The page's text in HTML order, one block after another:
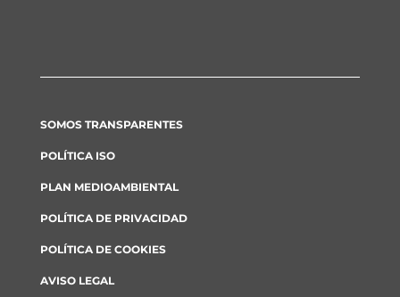
SOMOS TRANSPARENTES
POLÍTICA ISO
PLAN MEDIOAMBIENTAL
POLÍTICA DE PRIVACIDAD
POLÍTICA DE COOKIES
AVISO LEGAL